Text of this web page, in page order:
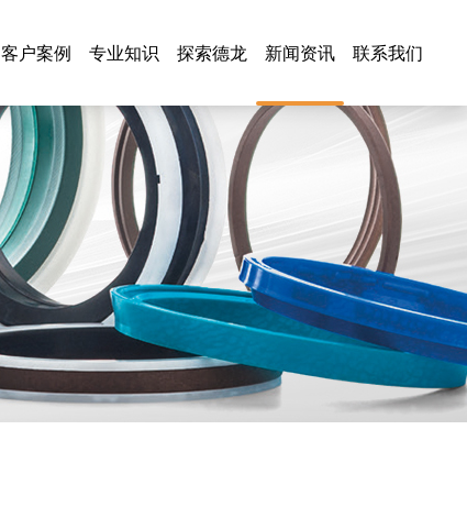
客户案例 专业知识 探索德龙 新闻资讯 联系我们